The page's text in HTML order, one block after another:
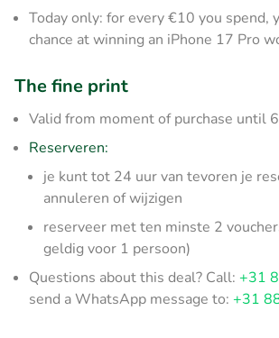
Today only: for every €10 you spend,
chance at winning an iPhone 17 Pro
The fine print
Valid from moment of purchase until
Reserveren:
je kunt tot 24 uur van tevoren je
annuleren of wijzigen
reserveer met ten minste 2
geldig voor 1 persoon)
Questions about this deal? Call: +31
send a WhatsApp message to: +31